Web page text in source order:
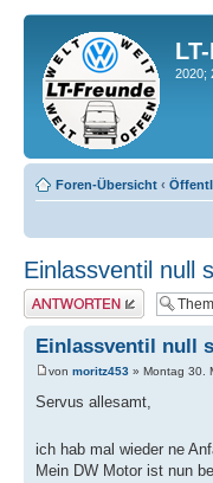
2020;
Foren-Übersicht ‹
Einlassventil null
Antwort erstellen
Einlassventil null
von moritz453 » Montag 30.
Servus allesamt,
ich hab mal wieder ne
Mein DW Motor ist nun